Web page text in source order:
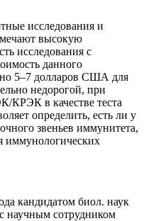
исследования и
высокую
исследования с
данного
5–7 долларов США для
недорогой, при
КРЭК в качестве теста
определить, есть ли у
звеньев иммунитета,
иммунологических
кандидатом биол. наук
научным сотрудником